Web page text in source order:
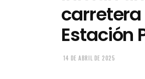
Estación
14 DE ABRIL DE 2025